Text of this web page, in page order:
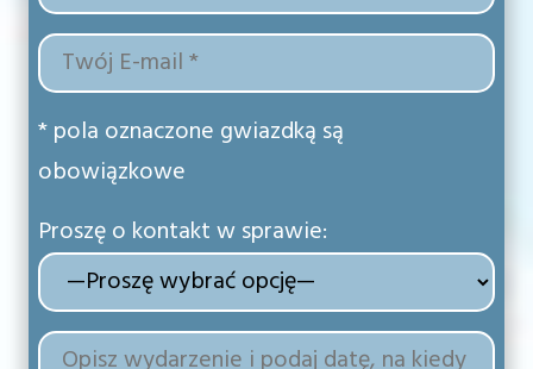
* pola oznaczone gwiazdką są
obowiązkowe
Proszę o kontakt w sprawie: